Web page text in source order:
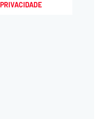
PRIVACIDADE